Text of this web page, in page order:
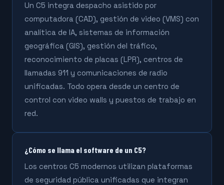
Un C5 integra despacho asistido por
computadora (CAD), gestión de video (VMS) con
analítica de IA, sistemas de información
geográfica (GIS), gestión del tráfico,
reconocimiento de placas (LPR), centros de
llamadas 911 y comunicaciones de radio
unificadas. Todo opera desde un centro de
control con video walls y puestos de trabajo en
red.
¿Cómo se llama el software de un C5?
Los centros C5 modernos utilizan plataformas
de seguridad pública unificadas que integran